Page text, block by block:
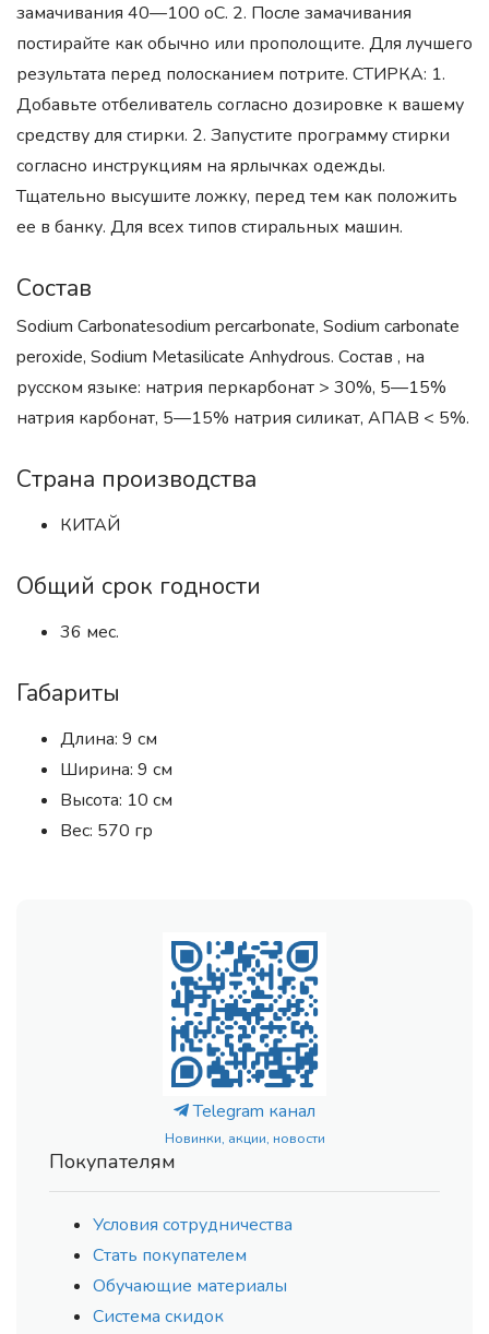
замачивания 40—100 оС. 2. После замачивания
постирайте как обычно или прополощите. Для лучшего
результата перед полосканием потрите. СТИРКА: 1.
Добавьте отбеливатель согласно дозировке к вашему
средству для стирки. 2. Запустите программу стирки
согласно инструкциям на ярлычках одежды.
Тщательно высушите ложку, перед тем как положить
ее в банку. Для всех типов стиральных машин.
Состав
Sodium Carbonatesodium percarbonate, Sodium carbonate
peroxide, Sodium Metasilicate Anhydrous. Состав , на
русском языке: натрия перкарбонат > 30%, 5—15%
натрия карбонат, 5—15% натрия силикат, АПАВ < 5%.
Страна производства
КИТАЙ
Общий срок годности
36 мес.
Габариты
Длина: 9 см
Ширина: 9 см
Высота: 10 см
Вес: 570 гр
Telegram канал
Новинки, акции, новости
Покупателям
Условия сотрудничества
Стать покупателем
Обучающие материалы
Система скидок